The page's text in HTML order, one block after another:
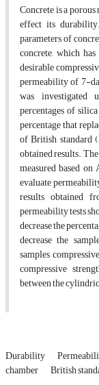
Concrete is a
effect its
parameters of
concrete, which
desirable
permeability of 7-
was investigated
percentages of
percentage that
of British standard
obtained results.
measured based
evaluate
results obtained
permeability tests
decrease the
decrease the
samples
compressive
between the
Durability
chamber British